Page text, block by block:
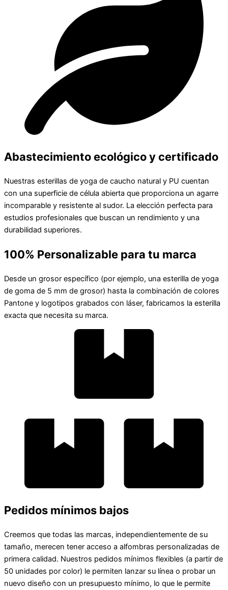
Abastecimiento ecológico y certificado
Nuestras esterillas de yoga de caucho natural y PU cuentan
con una superficie de célula abierta que proporciona un agarre
incomparable y resistente al sudor. La elección perfecta para
estudios profesionales que buscan un rendimiento y una
durabilidad superiores.
100% Personalizable para tu marca
Desde un grosor específico (por ejemplo, una esterilla de yoga
de goma de 5 mm de grosor) hasta la combinación de colores
Pantone y logotipos grabados con láser, fabricamos la esterilla
exacta que necesita su marca.
Pedidos mínimos bajos
Creemos que todas las marcas, independientemente de su
tamaño, merecen tener acceso a alfombras personalizadas de
primera calidad. Nuestros pedidos mínimos flexibles (a partir de
50 unidades por color) le permiten lanzar su línea o probar un
nuevo diseño con un presupuesto mínimo, lo que le permite